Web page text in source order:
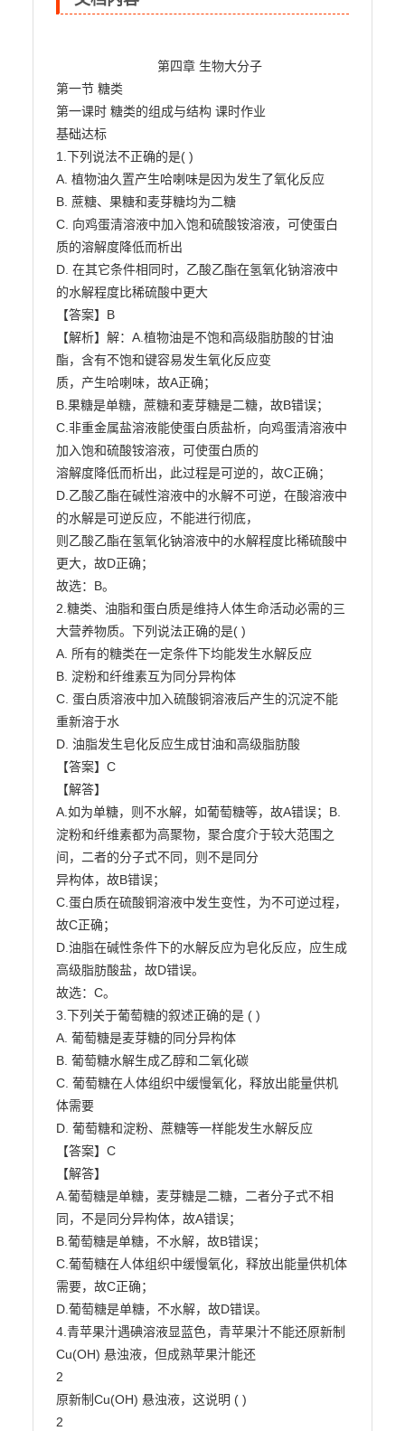
第一节 糖类
第一课时 糖类的组成与结构 课时作业
基础达标
1.下列说法不正确的是( )
A. 植物油久置产生哈喇味是因为发生了氧化反应
B. 蔗糖、果糖和麦芽糖均为二糖
C. 向鸡蛋清溶液中加入饱和硫酸铵溶液，可使蛋白
质的溶解度降低而析出
D. 在其它条件相同时，乙酸乙酯在氢氧化钠溶液中
的水解程度比稀硫酸中更大
【答案】B
【解析】解：A.植物油是不饱和高级脂肪酸的甘油
酯，含有不饱和键容易发生氧化反应变
质，产生哈喇味，故A正确；
B.果糖是单糖，蔗糖和麦芽糖是二糖，故B错误；
C.非重金属盐溶液能使蛋白质盐析，向鸡蛋清溶液中
加入饱和硫酸铵溶液，可使蛋白质的
溶解度降低而析出，此过程是可逆的，故C正确；
D.乙酸乙酯在碱性溶液中的水解不可逆，在酸溶液中
的水解是可逆反应，不能进行彻底，
则乙酸乙酯在氢氧化钠溶液中的水解程度比稀硫酸中
更大，故D正确；
故选：B。
2.糖类、油脂和蛋白质是维持人体生命活动必需的三
大营养物质。下列说法正确的是( )
A. 所有的糖类在一定条件下均能发生水解反应
B. 淀粉和纤维素互为同分异构体
C. 蛋白质溶液中加入硫酸铜溶液后产生的沉淀不能
重新溶于水
D. 油脂发生皂化反应生成甘油和高级脂肪酸
【答案】C
【解答】
A.如为单糖，则不水解，如葡萄糖等，故A错误；B.
淀粉和纤维素都为高聚物，聚合度介于较大范围之
间，二者的分子式不同，则不是同分
异构体，故B错误；
C.蛋白质在硫酸铜溶液中发生变性，为不可逆过程，
故C正确；
D.油脂在碱性条件下的水解反应为皂化反应，应生成
高级脂肪酸盐，故D错误。
故选：C。
3.下列关于葡萄糖的叙述正确的是 ( )
A. 葡萄糖是麦芽糖的同分异构体
B. 葡萄糖水解生成乙醇和二氧化碳
C. 葡萄糖在人体组织中缓慢氧化，释放出能量供机
体需要
D. 葡萄糖和淀粉、蔗糖等一样能发生水解反应
【答案】C
【解答】
A.葡萄糖是单糖，麦芽糖是二糖，二者分子式不相
同，不是同分异构体，故A错误；
B.葡萄糖是单糖，不水解，故B错误；
C.葡萄糖在人体组织中缓慢氧化，释放出能量供机体
需要，故C正确；
D.葡萄糖是单糖，不水解，故D错误。
4.青苹果汁遇碘溶液显蓝色，青苹果汁不能还原新制
Cu(OH) 悬浊液，但成熟苹果汁能还
2
原新制Cu(OH) 悬浊液，这说明 ( )
2